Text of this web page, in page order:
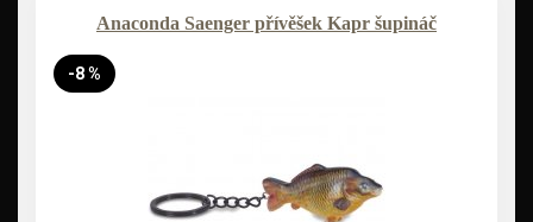
Anaconda Saenger přívěšek Kapr šupináč
-8 %